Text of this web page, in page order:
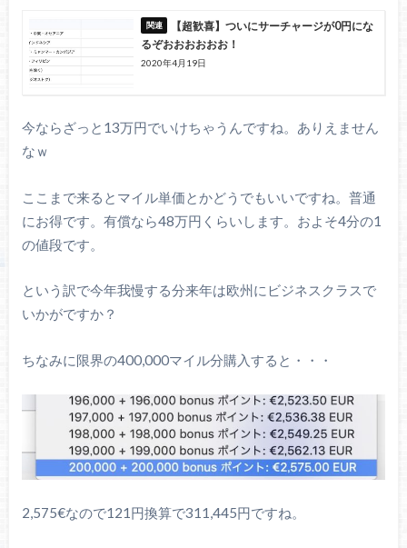
【超歓喜】ついにサーチャージが0円にな
るぞおおおおおお！
2020年4月19日
今ならざっと13万円でいけちゃうんですね。ありえません
なｗ
ここまで来るとマイル単価とかどうでもいいですね。普通
にお得です。有償なら48万円くらいします。およそ4分の1
の値段です。
という訳で今年我慢する分来年は欧州にビジネスクラスで
いかがですか？
ちなみに限界の400,000マイル分購入すると・・・
2,575€なので121円換算で311,445円ですね。